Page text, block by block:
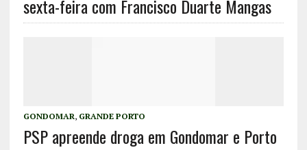
sexta-feira com Francisco Duarte Mangas
GONDOMAR, GRANDE PORTO
PSP apreende droga em Gondomar e Porto